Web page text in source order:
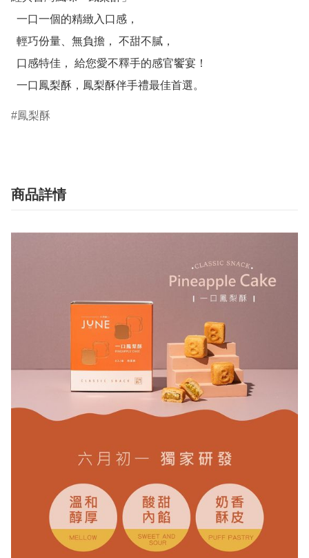
  一口鳳梨酥，鳳梨酥伴手禮最佳首選。
鳳梨酥
商品詳情